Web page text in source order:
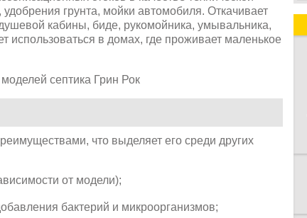
грунта, мойки автомобиля. Откачивает
кабины, биде, рукомойника, умывальника,
в домах, где проживает маленькое
что выделяет его среди других
от модели);
бактерий и микроорганизмов;